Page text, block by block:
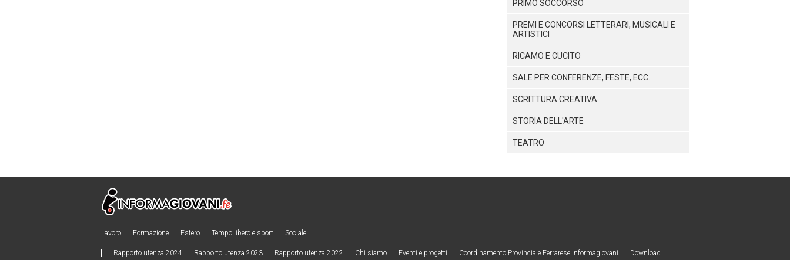
PRIMO SOCCORSO
PREMI E CONCORSI LETTERARI, MUSICALI E
ARTISTICI
RICAMO E CUCITO
SALE PER CONFERENZE, FESTE, ECC.
SCRITTURA CREATIVA
STORIA DELL'ARTE
TEATRO
Lavoro Formazione Estero Tempo libero e sport Sociale
Rapporto utenza 2024 Rapporto utenza 2023 Rapporto utenza 2022 Chi siamo Eventi e progetti Coordinamento Provinciale Ferrarese Informagiovani Download